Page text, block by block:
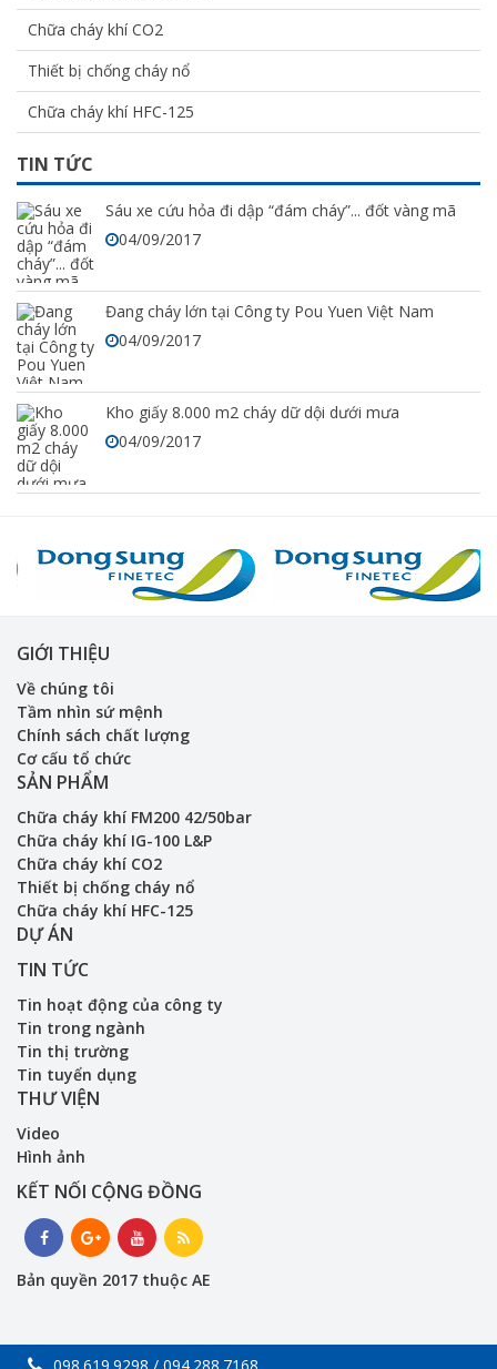
Chữa cháy khí CO2
Thiết bị chống cháy nổ
Chữa cháy khí HFC-125
TIN TỨC
Sáu xe cứu hỏa đi dập “đám cháy”... đốt vàng mã
04/09/2017
Đang cháy lớn tại Công ty Pou Yuen Việt Nam
04/09/2017
Kho giấy 8.000 m2 cháy dữ dội dưới mưa
04/09/2017
GIỚI THIỆU
Về chúng tôi
Tầm nhìn sứ mệnh
Chính sách chất lượng
Cơ cấu tổ chức
SẢN PHẨM
Chữa cháy khí FM200 42/50bar
Chữa cháy khí IG-100 L&P
Chữa cháy khí CO2
Thiết bị chống cháy nổ
Chữa cháy khí HFC-125
DỰ ÁN
TIN TỨC
Tin hoạt động của công ty
Tin trong ngành
Tin thị trường
Tin tuyển dụng
THƯ VIỆN
Video
Hình ảnh
KẾT NỐI CỘNG ĐỒNG
Bản quyền 2017 thuộc AE